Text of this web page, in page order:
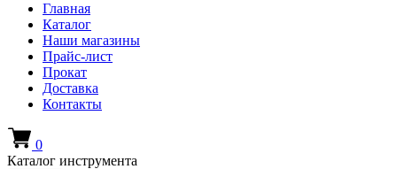
Главная
Каталог
Наши магазины
Прайс-лист
Прокат
Доставка
Контакты
0
Каталог инструмента